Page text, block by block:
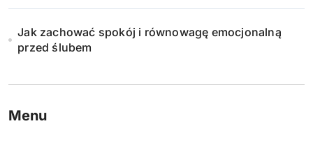
Jak zachować spokój i równowagę emocjonalną
przed ślubem
Menu